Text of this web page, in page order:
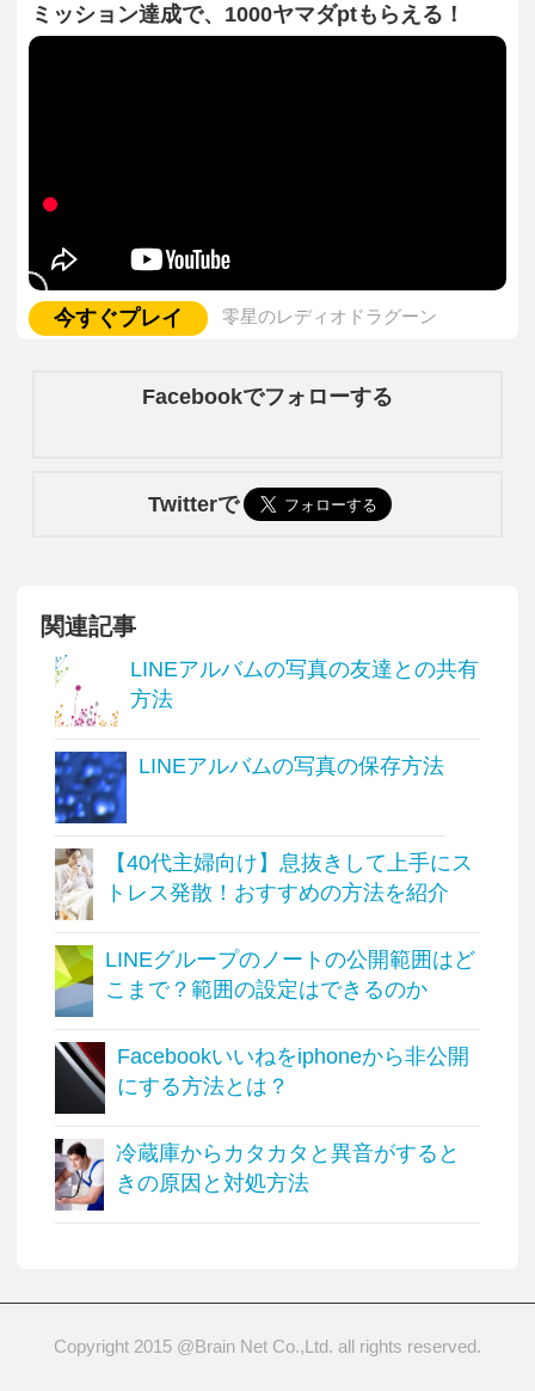
ミッション達成で、1000ヤマダptもらえる！
今すぐプレイ 零星のレディオドラグーン
Facebookでフォローする
Twitterで
関連記事
LINEアルバムの写真の友達との共有
方法
LINEアルバムの写真の保存方法
【40代主婦向け】息抜きして上手にス
トレス発散！おすすめの方法を紹介
LINEグループのノートの公開範囲はど
こまで？範囲の設定はできるのか
Facebookいいねをiphoneから非公開
にする方法とは？
冷蔵庫からカタカタと異音がすると
きの原因と対処方法
Copyright 2015 @Brain Net Co.,Ltd. all rights reserved.